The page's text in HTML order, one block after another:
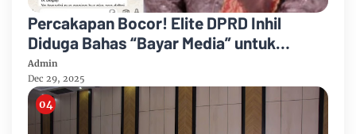
Percakapan Bocor! Elite DPRD Inhil
Diduga Bahas “Bayar Media” untuk
Dukung Kebijakan
Admin
Dec 29, 2025